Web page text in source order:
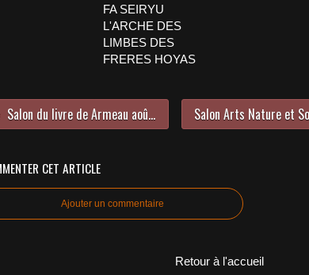
FA SEIRYU
L'ARCHE DES
LIMBES DES
FRERES HOYAS
Salon du livre de Armeau août 2022
CET ARTICLE
Ajouter un commentaire
Retour à l'accueil